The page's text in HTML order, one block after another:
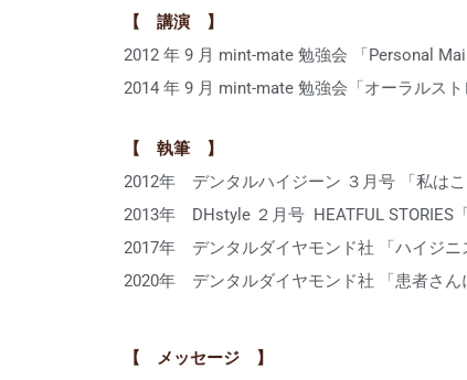
【 講演 】
2012 年 9 月 mint-mate 勉強会 「Personal
2014 年 9 月 mint-mate 勉強会「オーラルス
【 執筆 】
2012年 デンタルハイジーン ３月号 「私はこ
2013年 DHstyle ２月号 HEATFUL STORIES
2017年 デンタルダイヤモンド社 「ハイジニ
2020年 デンタルダイヤモンド社 「患者さん
【 メッセージ 】